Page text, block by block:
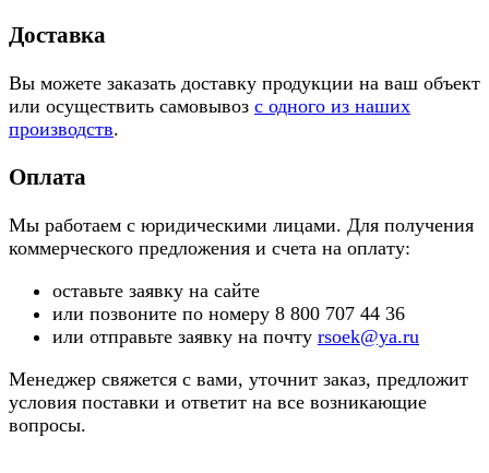
Доставка
Вы можете заказать доставку продукции на ваш объект
или осуществить самовывоз с одного из наших
производств.
Оплата
Мы работаем с юридическими лицами. Для получения
коммерческого предложения и счета на оплату:
оставьте заявку на сайте
или позвоните по номеру 8 800 707 44 36
или отправьте заявку на почту rsoek@ya.ru
Менеджер свяжется с вами, уточнит заказ, предложит
условия поставки и ответит на все возникающие
вопросы.